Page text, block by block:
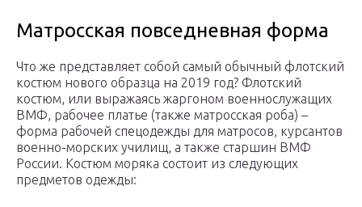
Матросская повседневная форма
Что же представляет собой самый обычный флотский
костюм нового образца на 2019 год? Флотский
костюм, или выражаясь жаргоном военнослужащих
ВМФ, рабочее платье (также матросская роба) –
форма рабочей спецодежды для матросов, курсантов
военно-морских училищ, а также старшин ВМФ
России. Костюм моряка состоит из следующих
предметов одежды: